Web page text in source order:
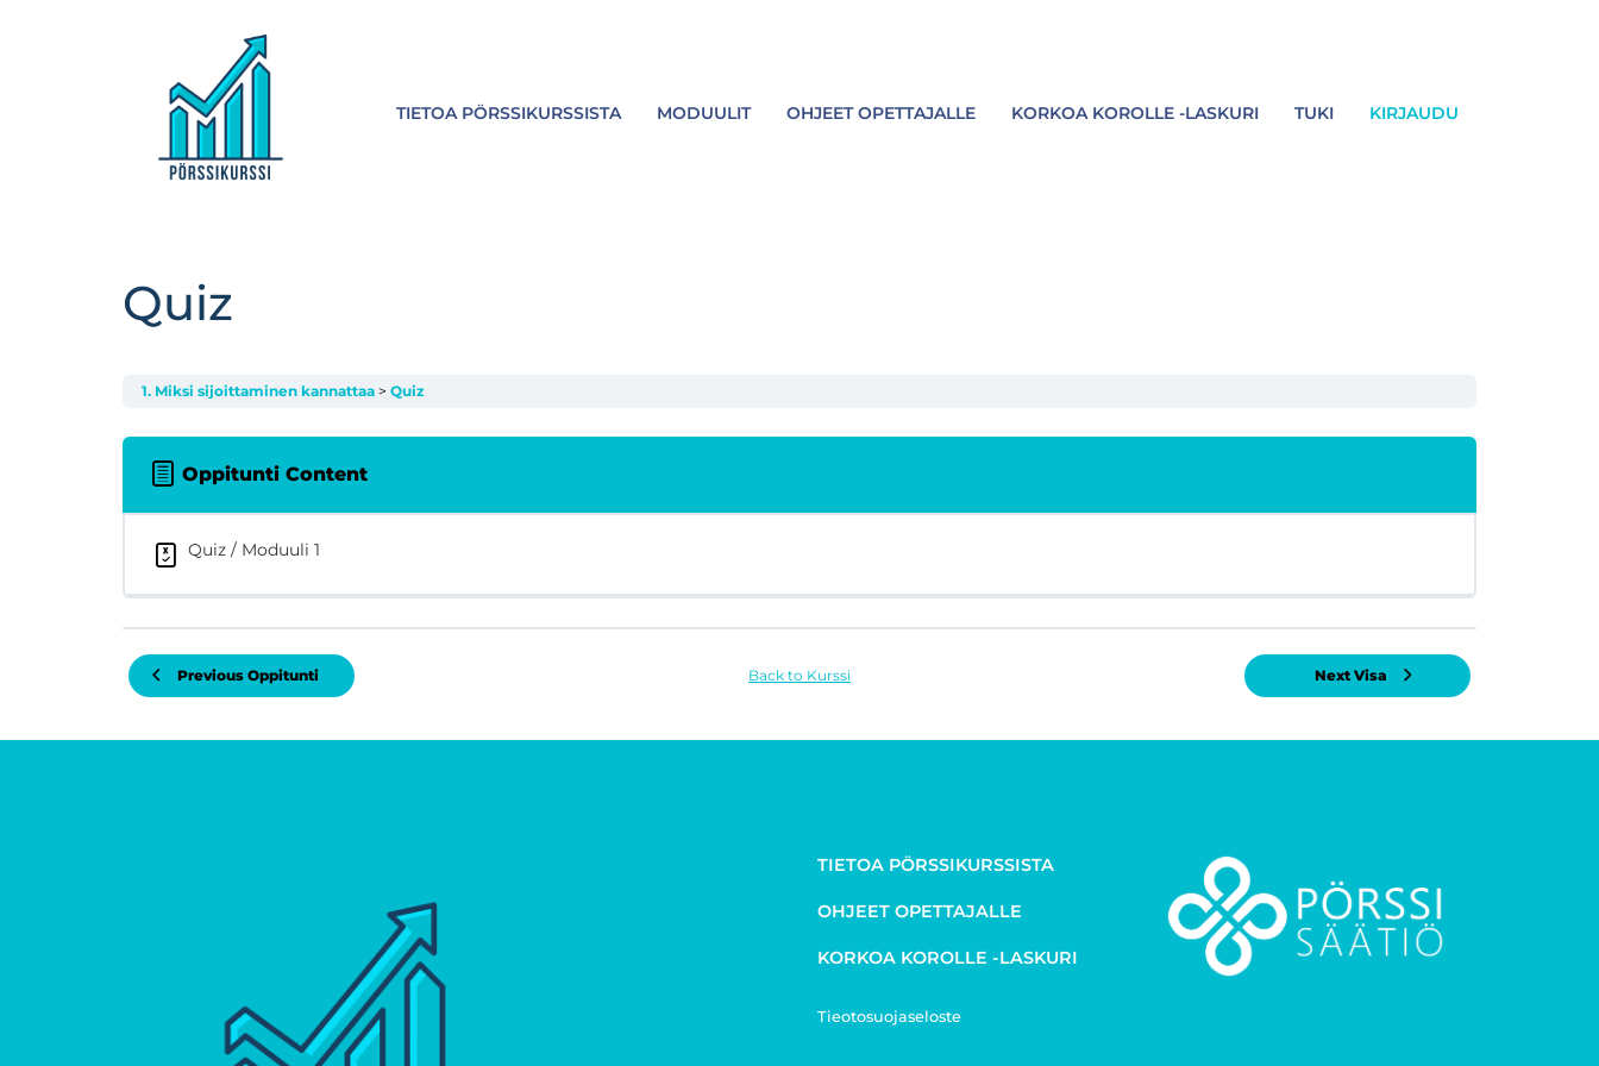
TIETOA PÖRSSIKURSSISTA MODUULIT OHJEET OPETTAJALLE KORKOA KOROLLE -LASKURI TUKI KIRJAUDU
Quiz
1. Miksi sijoittaminen kannattaa Quiz
Oppitunti Content
Quiz / Moduuli 1
Previous Oppitunti Back to Kurssi Next Visa
TIETOA PÖRSSIKURSSISTA
OHJEET OPETTAJALLE
KORKOA KOROLLE -LASKURI
Tieotosuojaseloste